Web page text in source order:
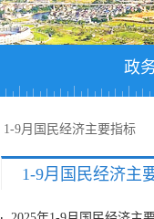
政
1-9月国民经济主要指标
1-9月国民经济主